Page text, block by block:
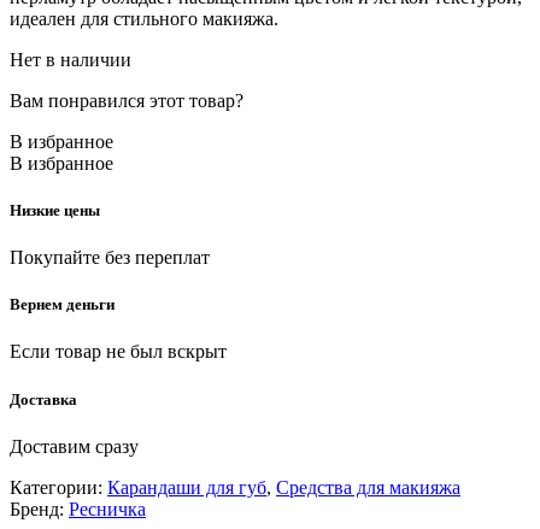
идеален для стильного макияжа.
Нет в наличии
Вам понравился этот товар?
В избранное
В избранное
Низкие цены
Покупайте без переплат
Вернем деньги
Если товар не был вскрыт
Доставка
Доставим сразу
Категории: Карандаши для губ, Средства для макияжа
Бренд: Ресничка